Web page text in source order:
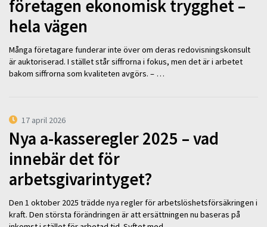
företagen ekonomisk trygghet –
hela vägen
Många företagare funderar inte över om deras redovisningskonsult
är auktoriserad. I stället står siffrorna i fokus, men det är i arbetet
bakom siffrorna som kvaliteten avgörs. – …
17 april 2026
Nya a-kasseregler 2025 – vad
innebär det för
arbetsgivarintyget?
Den 1 oktober 2025 trädde nya regler för arbetslöshetsförsäkringen i
kraft. Den största förändringen är att ersättningen nu baseras på